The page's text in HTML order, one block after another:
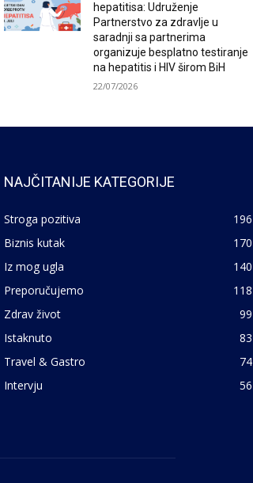
hepatitisa: Udruženje
Partnerstvo za zdravlje u
saradnji sa partnerima
organizuje besplatno testiranje
na hepatitis i HIV širom BiH
22/07/2026
NAJČITANIJE KATEGORIJE
Stroga pozitiva
196
Biznis kutak
170
Iz mog ugla
140
Preporučujemo
118
Zdrav život
99
Istaknuto
83
Travel & Gastro
74
Intervju
56